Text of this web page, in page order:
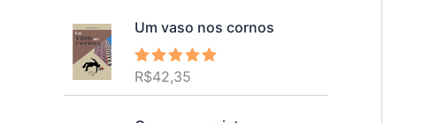
Um vaso nos cornos
Avaliação
de 5
R$42,35